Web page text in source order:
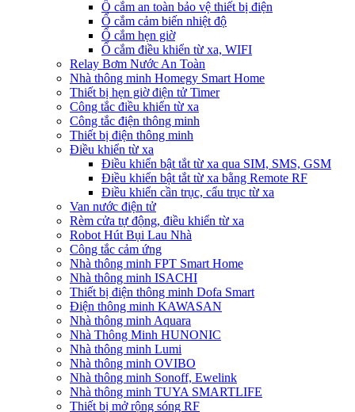
Ổ cắm an toàn bảo vệ thiết bị điện
Ổ cắm cảm biến nhiệt độ
Ổ cắm hẹn giờ
Ổ cắm điều khiển từ xa, WIFI
Relay Bơm Nước An Toàn
Nhà thông minh Homegy Smart Home
Thiết bị hẹn giờ điện tử Timer
Công tắc điều khiển từ xa
Công tắc điện thông minh
Thiết bị điện thông minh
Điều khiển từ xa
Điều khiển bật tắt từ xa qua SIM, SMS, GSM
Điều khiển bật tắt từ xa bằng Remote RF
Điều khiển cần trục, cẩu trục từ xa
Van nước điện tử
Rèm cửa tự động, điều khiển từ xa
Robot Hút Bụi Lau Nhà
Công tắc cảm ứng
Nhà thông minh FPT Smart Home
Nhà thông minh ISACHI
Thiết bị điện thông minh Dofa Smart
Điện thông minh KAWASAN
Nhà thông minh Aquara
Nhà Thông Minh HUNONIC
Nhà thông minh Lumi
Nhà thông minh OVIBO
Nhà thông minh Sonoff, Ewelink
Nhà thông minh TUYA SMARTLIFE
Thiết bị mở rộng sóng RF